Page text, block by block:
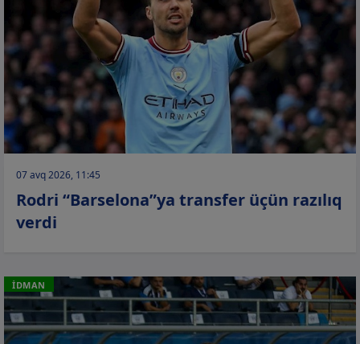
07 avq 2026, 11:45
Rodri “Barselona”ya transfer üçün razılıq
verdi
İDMAN